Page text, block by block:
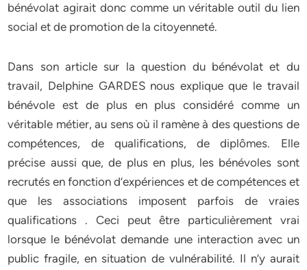
bénévolat agirait donc comme un véritable outil du lien
social et de promotion de la citoyenneté.
Dans son article sur la question du bénévolat et du
travail, Delphine GARDES nous explique que le travail
bénévole est de plus en plus considéré comme un
véritable métier, au sens où il ramène à des questions de
compétences, de qualifications, de diplômes. Elle
précise aussi que, de plus en plus, les bénévoles sont
recrutés en fonction d’expériences et de compétences et
que les associations imposent parfois de vraies
qualifications . Ceci peut être particulièrement vrai
lorsque le bénévolat demande une interaction avec un
public fragile, en situation de vulnérabilité. Il n’y aurait